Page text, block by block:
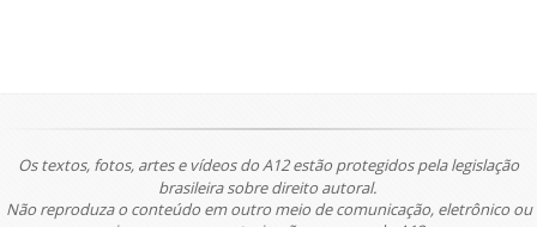
Os textos, fotos, artes e vídeos do A12 estão protegidos pela legislação
brasileira sobre direito autoral.
Não reproduza o conteúdo em outro meio de comunicação, eletrônico ou